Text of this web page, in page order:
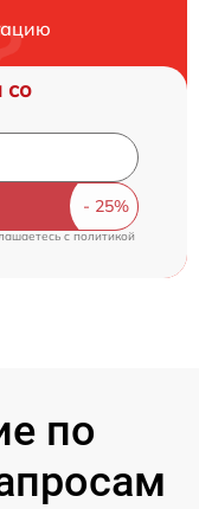
со
cполитикой
по